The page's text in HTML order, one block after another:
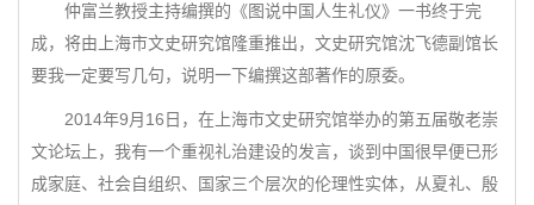
仲富兰教授主持编撰的《图说中国人生礼仪》一书终于完
成，将由上海市文史研究馆隆重推出，文史研究馆沈飞德副馆长
要我一定要写几句，说明一下编撰这部著作的原委。
2014年9月16日，在上海市文史研究馆举办的第五届敬老崇
文论坛上，我有一个重视礼治建设的发言，谈到中国很早便已形
成家庭、社会自组织、国家三个层次的伦理性实体，从夏礼、殷